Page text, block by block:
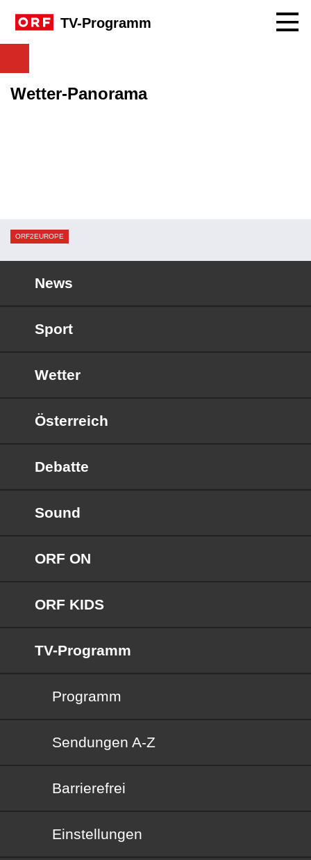
TV-Programm
Wetter-Panorama
ORF2EUROPE
News
Sport
Wetter
Österreich
Debatte
Sound
ORF ON
ORF KIDS
TV-Programm
Programm
Sendungen von A bis Z
Sendungen A-Z
Barrierefrei
Barrierefrei
Einstellungen